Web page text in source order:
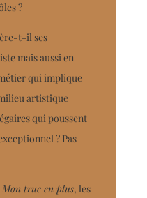
?
t-il ses
mais aussi en
qui implique
artistique
qui poussent
? Pas
Mon truc en plus, les